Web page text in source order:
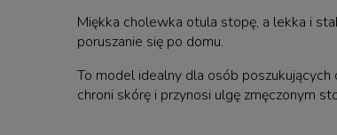
Miękka cholewka otula stopę, a lekka i
poruszanie się po domu.
To model idealny dla osób
chroni skórę i przynosi ulgę zmęczonym